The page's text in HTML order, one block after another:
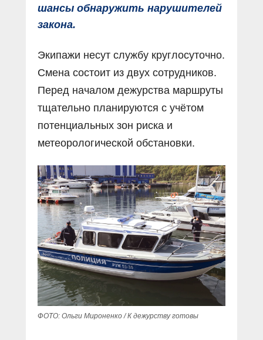
шансы обнаружить нарушителей
закона.
Экипажи несут службу круглосуточно.
Смена состоит из двух сотрудников.
Перед началом дежурства маршруты
тщательно планируются с учётом
потенциальных зон риска и
метеорологической обстановки.
ФОТО: Ольги Мироненко / К дежурству готовы